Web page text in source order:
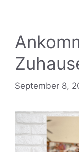
September 8,